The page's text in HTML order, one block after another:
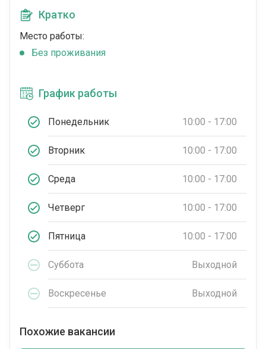
Кратко
Место работы:
Без проживания
График работы
Понедельник 10:00 - 17:00
Вторник 10:00 - 17:00
Среда 10:00 - 17:00
Четверг 10:00 - 17:00
Пятница 10:00 - 17:00
Суббота Выходной
Воскресенье Выходной
Похожие вакансии